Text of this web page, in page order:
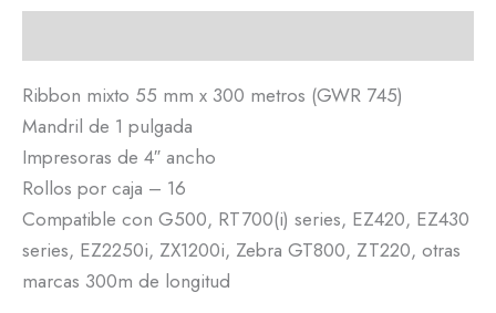
Ribbon mixto 55 mm x 300 metros (GWR 745)
Mandril de 1 pulgada
Impresoras de 4″ ancho
Rollos por caja – 16
Compatible con G500, RT700(i) series, EZ420, EZ430
series, EZ2250i, ZX1200i, Zebra GT800, ZT220, otras
marcas 300m de longitud